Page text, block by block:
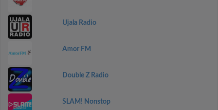
Ujala Radio
Amor FM
Double Z Radio
SLAM! Nonstop